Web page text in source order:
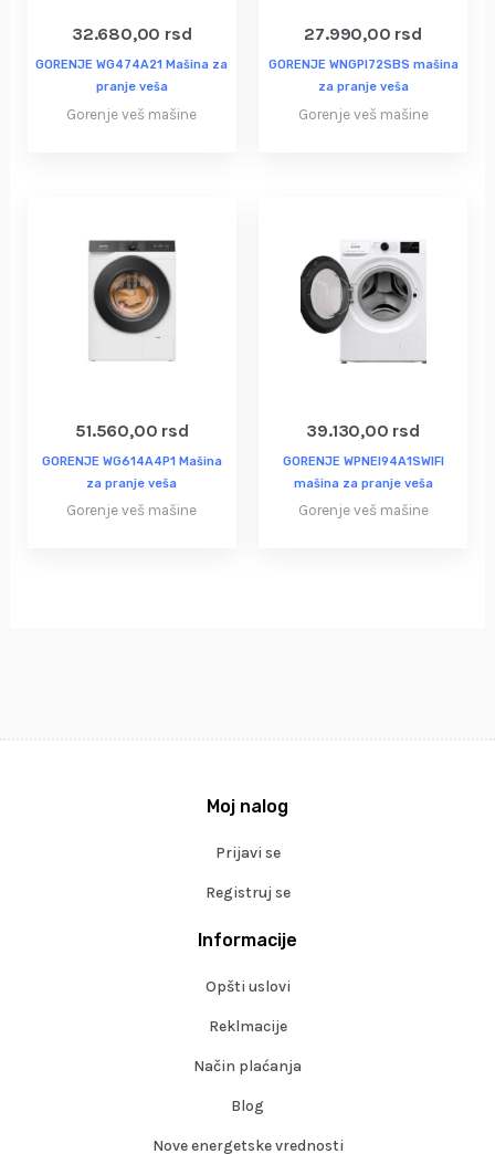
32.680,00 rsd
GORENJE WG474A21 Mašina za
pranje veša
Gorenje veš mašine
27.990,00 rsd
GORENJE WNGPI72SBS mašina
za pranje veša
Gorenje veš mašine
51.560,00 rsd
GORENJE WG614A4P1 Mašina
za pranje veša
Gorenje veš mašine
39.130,00 rsd
GORENJE WPNEI94A1SWIFI
mašina za pranje veša
Gorenje veš mašine
Informacije
Opšti uslovi
Reklmacije
Način plaćanja
Blog
Nove energetske vrednosti
Moj nalog
Prijavi se
Registruj se